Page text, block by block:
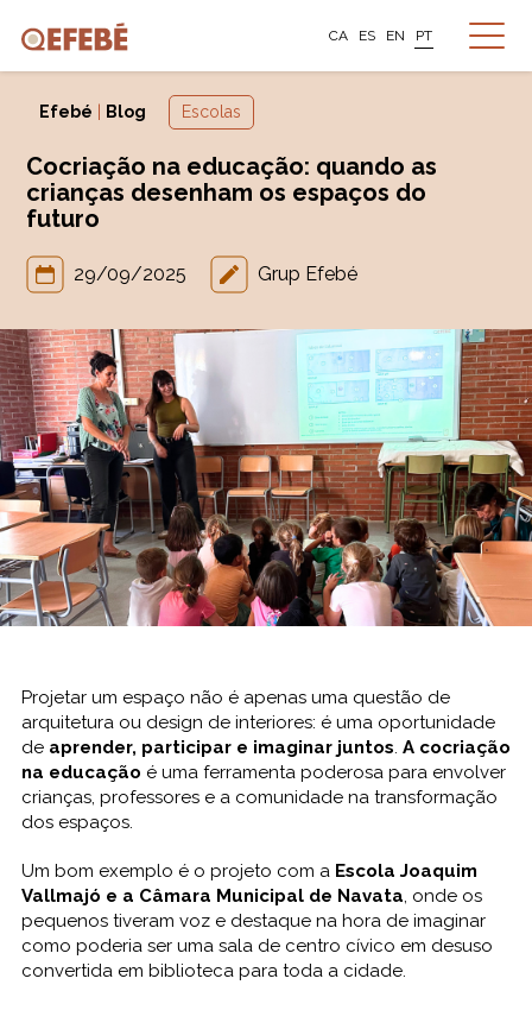
CA ES EN PT
Efebé Blog Escolas
Cocriação na educação: quando as
crianças desenham os espaços do
futuro
29/09/2025 Grup Efebé
Projetar um espaço não é apenas uma questão de
arquitetura ou design de interiores: é uma oportunidade
de aprender, participar e imaginar juntos. A cocriação
na educação é uma ferramenta poderosa para envolver
crianças, professores e a comunidade na transformação
dos espaços.
Um bom exemplo é o projeto com a Escola Joaquim
Vallmajó e a Câmara Municipal de Navata, onde os
pequenos tiveram voz e destaque na hora de imaginar
como poderia ser uma sala de centro cívico em desuso
convertida em biblioteca para toda a cidade.